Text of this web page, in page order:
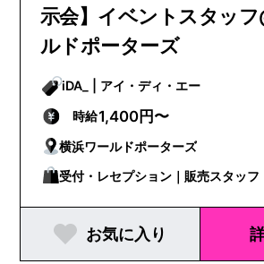
示会】イベントスタッフ
ルドポーターズ
iDA_ | アイ・ディ・エー
時給1,400円〜
横浜ワールドポーターズ
受付・レセプション｜販売スタッフ
お気に入り